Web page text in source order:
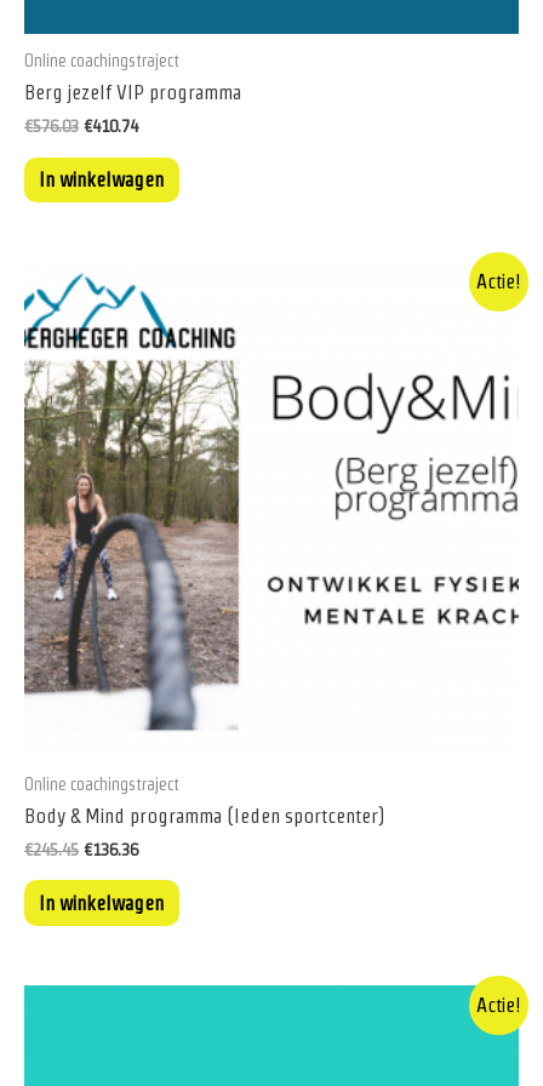
Online coachingstraject
Berg jezelf VIP programma
€576.03 Oorspronkelijke
was:
€576.03.
€410.74Huidige
is:
€410.74.
In winkelwagen
Actie!
Online coachingstraject
Body & Mind programma (leden sportcenter)
€245.45 Oorspronkelijke
was:
€245.45.
€136.36Huidige
is:
€136.36.
In winkelwagen
Actie!